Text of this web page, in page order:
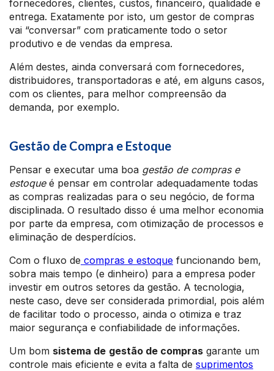
fornecedores, clientes, custos, financeiro, qualidade e
entrega. Exatamente por isto, um gestor de compras
vai “conversar” com praticamente todo o setor
produtivo e de vendas da empresa.
Além destes, ainda conversará com fornecedores,
distribuidores, transportadoras e até, em alguns casos,
com os clientes, para melhor compreensão da
demanda, por exemplo.
Gestão de Compra e Estoque
Pensar e executar uma boa gestão de compras e
estoqueé pensar em controlar adequadamente todas
as compras realizadas para o seu negócio, de forma
disciplinada. O resultado disso é uma melhor economia
por parte da empresa, com otimização de processos e
eliminação de desperdícios.
Com o fluxo de compras e estoque funcionando bem,
sobra mais tempo (e dinheiro) para a empresa poder
investir em outros setores da gestão. A tecnologia,
neste caso, deve ser considerada primordial, pois além
de facilitar todo o processo, ainda o otimiza e traz
maior segurança e confiabilidade de informações.
Um bom sistema de gestão de compras garante um
controle mais eficiente e evita a falta de suprimentos